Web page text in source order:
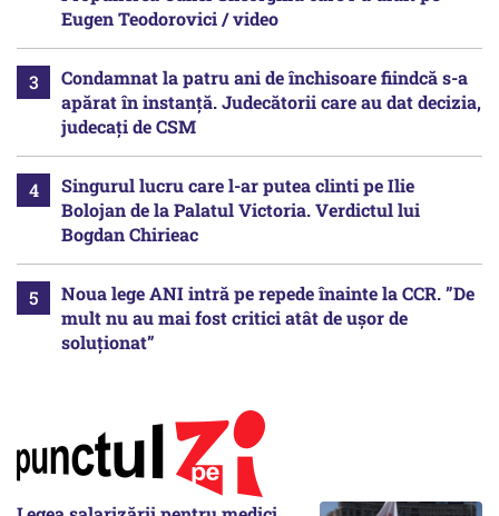
Eugen Teodorovici / video
Condamnat la patru ani de închisoare fiindcă s-a
apărat în instanță. Judecătorii care au dat decizia,
judecați de CSM
Singurul lucru care l-ar putea clinti pe Ilie
Bolojan de la Palatul Victoria. Verdictul lui
Bogdan Chirieac
Noua lege ANI intră pe repede înainte la CCR. ”De
mult nu au mai fost critici atât de ușor de
soluționat”